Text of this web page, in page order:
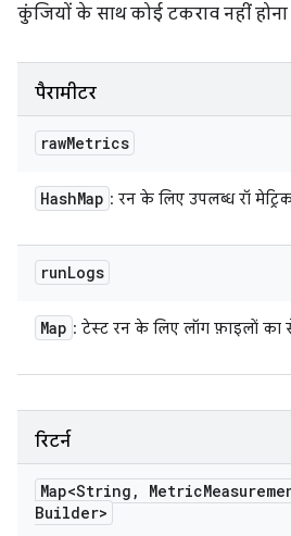
कुंजियों के साथ कोई टकराव नहीं होना
पैरामीटर
rawMetrics
HashMap : रन के लिए उपलब्ध रॉ
runLogs
Map : टेस्ट रन के लिए लॉग फ़ाइलों का
रिटर्न
Map<String , Metric
Builder>